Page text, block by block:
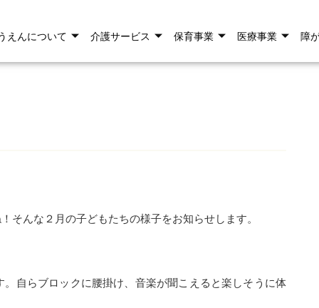
えんについて 介護サービス 保育事業 医療事業 障
んな２月の子どもたちの様子をお知らせします。
自らブロックに腰掛け、音楽が聞こえると楽しそうに体